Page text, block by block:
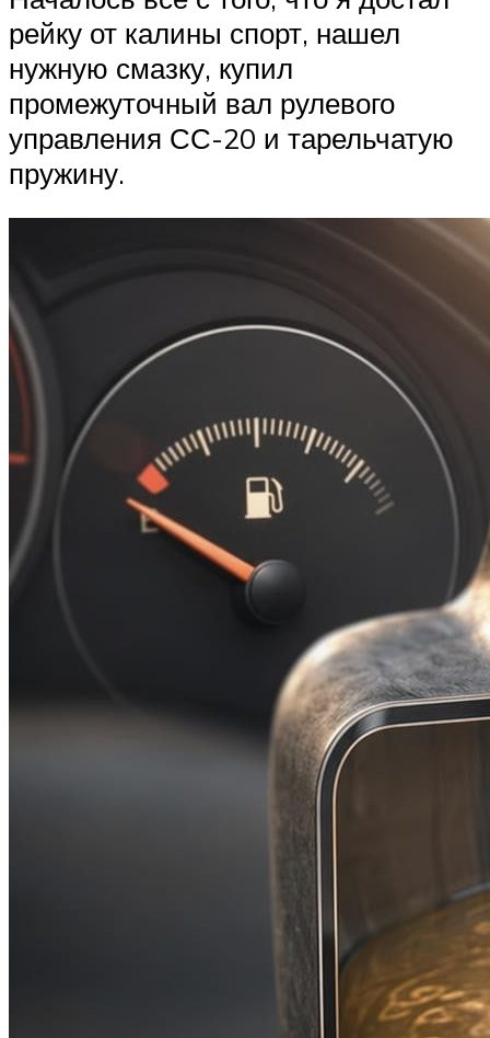
рейку от калины спорт, нашел
нужную смазку, купил
промежуточный вал рулевого
управления СС-20 и тарельчатую
пружину.